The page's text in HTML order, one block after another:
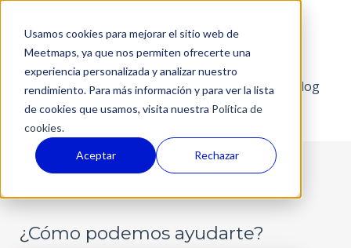
Usamos cookies para mejorar el sitio web de
Meetmaps, ya que nos permiten ofrecerte una
experiencia personalizada y analizar nuestro
rendimiento. Para más información y para ver la lista
de cookies que usamos, visita nuestra Política de
cookies.
Aceptar Rechazar
Default HubSpot Blog
¿Cómo podemos ayudarte?